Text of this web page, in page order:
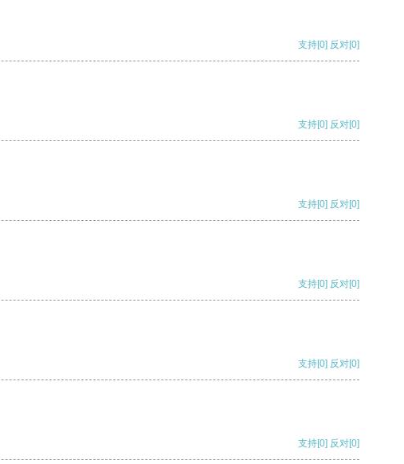
支持[0] 反对[0]
支持[0] 反对[0]
支持[0] 反对[0]
支持[0] 反对[0]
支持[0] 反对[0]
支持[0] 反对[0]